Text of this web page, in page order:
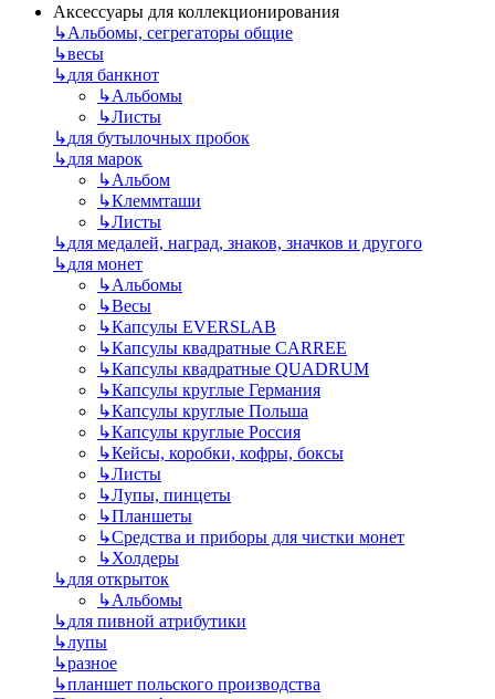
Аксессуары для коллекционирования
↳Альбомы, сегрегаторы общие
↳весы
↳для банкнот
↳Альбомы
↳Листы
↳для бутылочных пробок
↳для марок
↳Альбом
↳Клеммташи
↳Листы
↳для медалей, наград, знаков, значков и другого
↳для монет
↳Альбомы
↳Весы
↳Капсулы EVERSLAB
↳Капсулы квадратные CARREE
↳Капсулы квадратные QUADRUM
↳Капсулы круглые Германия
↳Капсулы круглые Польша
↳Капсулы круглые Россия
↳Кейсы, коробки, кофры, боксы
↳Листы
↳Лупы, пинцеты
↳Планшеты
↳Средства и приборы для чистки монет
↳Холдеры
↳для открыток
↳Альбомы
↳для пивной атрибутики
↳лупы
↳разное
↳планшет польского производства